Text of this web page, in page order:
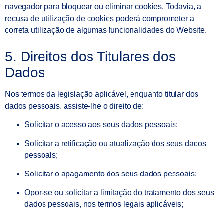
navegador para bloquear ou eliminar cookies. Todavia, a
recusa de utilização de cookies poderá comprometer a
correta utilização de algumas funcionalidades do Website.
5. Direitos dos Titulares dos
Dados
Nos termos da legislação aplicável, enquanto titular dos
dados pessoais, assiste-lhe o direito de:
Solicitar o acesso aos seus dados pessoais;
Solicitar a retificação ou atualização dos seus dados
pessoais;
Solicitar o apagamento dos seus dados pessoais;
Opor-se ou solicitar a limitação do tratamento dos seus
dados pessoais, nos termos legais aplicáveis;